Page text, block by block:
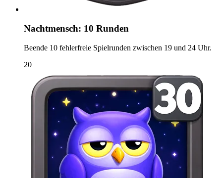
Nachtmensch: 10 Runden
Beende 10 fehlerfreie Spielrunden zwischen 19 und 24 Uhr.
20